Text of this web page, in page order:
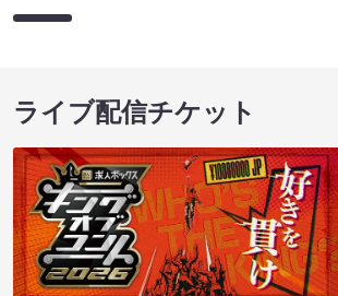
ライブ配信チケット